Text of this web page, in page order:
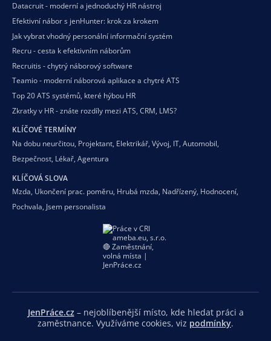
Datacruit - moderní a jednoduchý HR nástroj
Efektivní nábor s jenHunter: krok za krokem
Jak vybrat vhodný personální informační systém
Recru - cesta k efektivním náborům
Recruitis - chytrý náborový software
Teamio - moderní náborová aplikace a chytré ATS
Top 20 ATS systémů, které hýbou HR
Zkratky v HR - znáte rozdíly mezi ATS, CRM, LMS?
KLÍČOVÉ TERMÍNY
Na dobu neurčitou, Projektant, Elektrikář, Vývoj, IT, Automobil,
Bezpečnost, Lékař, Agentura
KLÍČOVÁ SLOVA
Mzda, Ukončení prac. poměru, Hrubá mzda, Nadřízený, Hodnocení,
Pochvala, Jsem personalista
JenPráce.cz – nejoblíbenější místo, kde hledat práci a
zaměstnance. Využíváme cookies, viz podmínky.